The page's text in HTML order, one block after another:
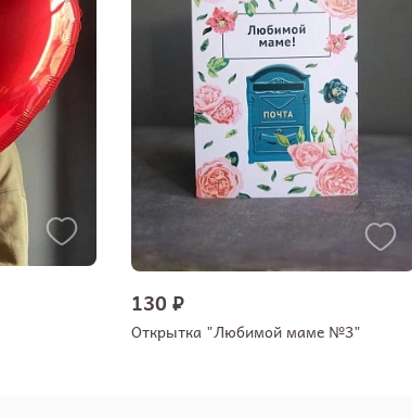
130 ₽
Открытка "Любимой маме №3"